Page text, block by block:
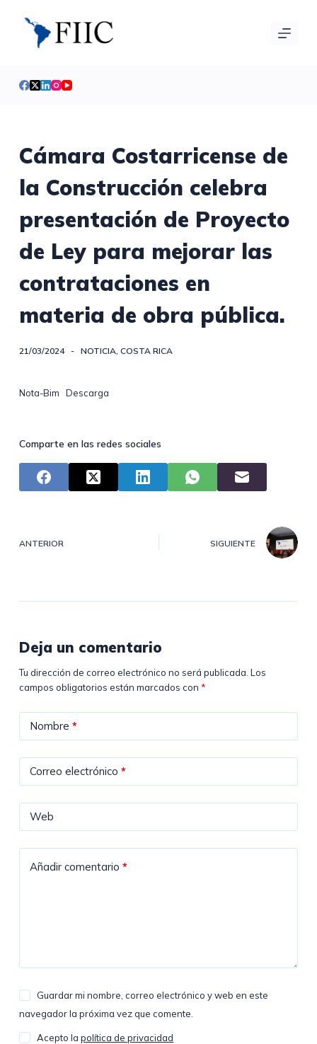
a
n
d
o
Cámara Costarricense de
la Construcción celebra
presentación de Proyecto
de Ley para mejorar las
contrataciones en
materia de obra pública.
21/03/2024 NOTICIA, COSTA RICA
Nota-Bim Descarga
Comparte en las redes sociales
ANTERIOR SIGUIENTE
Deja un comentario
Tu dirección de correo electrónico no será publicada. Los
campos obligatorios están marcados con *
Nombre *
Correo electrónico *
Web
Añadir comentario *
Guardar mi nombre, correo electrónico y web en este
navegador la próxima vez que comente.
Acepto lapolítica de privacidad